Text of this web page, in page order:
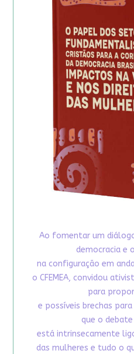
Ao fomentar um
democracia e
na configuração em
o CFEMEA, convidou
para
e possíveis brechas
que o
está intrinsecamente
das mulheres e tudo o